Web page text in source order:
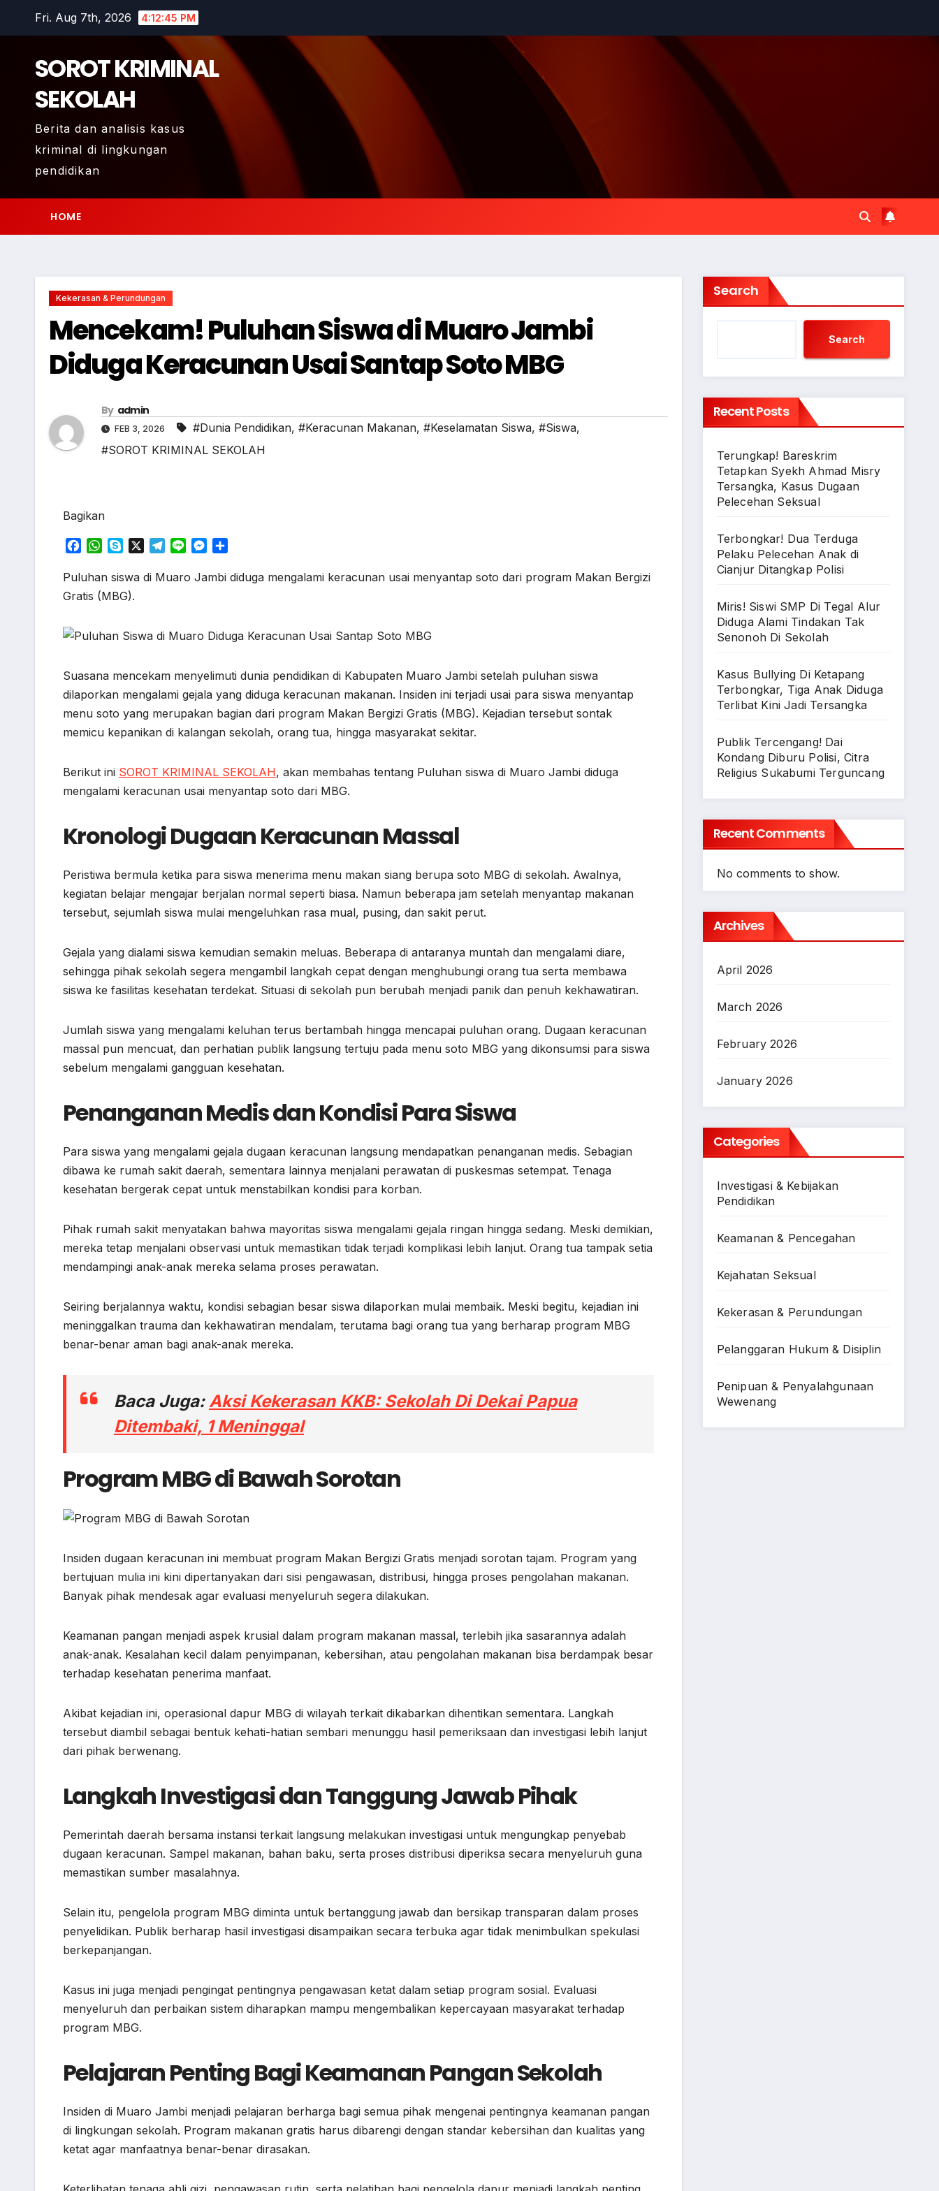
Fri. Aug 7th, 2026 4:12:46 PM
SOROT KRIMINAL
SEKOLAH
Berita dan analisis kasus
kriminal di lingkungan
pendidikan
HOME
Kekerasan & Perundungan
Mencekam! Puluhan Siswa di Muaro Jambi
Diduga Keracunan Usai Santap Soto MBG
By admin
FEB 3, 2026 #Dunia Pendidikan, #Keracunan Makanan, #Keselamatan Siswa, #Siswa,
#SOROT KRIMINAL SEKOLAH
Bagikan
c
e
o
W
a
t
p
y
p
T
l
a
n
M
s
g
r
a
Puluhan siswa di Muaro Jambi diduga mengalami keracunan usai menyantap soto dari program Makan Bergizi
Gratis (MBG).
Suasana mencekam menyelimuti dunia pendidikan di Kabupaten Muaro Jambi setelah puluhan siswa
dilaporkan mengalami gejala yang diduga keracunan makanan. Insiden ini terjadi usai para siswa menyantap
menu soto yang merupakan bagian dari program Makan Bergizi Gratis (MBG). Kejadian tersebut sontak
memicu kepanikan di kalangan sekolah, orang tua, hingga masyarakat sekitar.
Berikut ini SOROT KRIMINAL SEKOLAH, akan membahas tentang Puluhan siswa di Muaro Jambi diduga
mengalami keracunan usai menyantap soto dari MBG.
Kronologi Dugaan Keracunan Massal
Peristiwa bermula ketika para siswa menerima menu makan siang berupa soto MBG di sekolah. Awalnya,
kegiatan belajar mengajar berjalan normal seperti biasa. Namun beberapa jam setelah menyantap makanan
tersebut, sejumlah siswa mulai mengeluhkan rasa mual, pusing, dan sakit perut.
Gejala yang dialami siswa kemudian semakin meluas. Beberapa di antaranya muntah dan mengalami diare,
sehingga pihak sekolah segera mengambil langkah cepat dengan menghubungi orang tua serta membawa
siswa ke fasilitas kesehatan terdekat. Situasi di sekolah pun berubah menjadi panik dan penuh kekhawatiran.
Jumlah siswa yang mengalami keluhan terus bertambah hingga mencapai puluhan orang. Dugaan keracunan
massal pun mencuat, dan perhatian publik langsung tertuju pada menu soto MBG yang dikonsumsi para siswa
sebelum mengalami gangguan kesehatan.
Penanganan Medis dan Kondisi Para Siswa
Para siswa yang mengalami gejala dugaan keracunan langsung mendapatkan penanganan medis. Sebagian
dibawa ke rumah sakit daerah, sementara lainnya menjalani perawatan di puskesmas setempat. Tenaga
kesehatan bergerak cepat untuk menstabilkan kondisi para korban.
Pihak rumah sakit menyatakan bahwa mayoritas siswa mengalami gejala ringan hingga sedang. Meski demikian,
mereka tetap menjalani observasi untuk memastikan tidak terjadi komplikasi lebih lanjut. Orang tua tampak setia
mendampingi anak-anak mereka selama proses perawatan.
Seiring berjalannya waktu, kondisi sebagian besar siswa dilaporkan mulai membaik. Meski begitu, kejadian ini
meninggalkan trauma dan kekhawatiran mendalam, terutama bagi orang tua yang berharap program MBG
benar-benar aman bagi anak-anak mereka.
Baca Juga:Aksi Kekerasan KKB: Sekolah Di Dekai Papua
Ditembaki, 1 Meninggal
Program MBG di Bawah Sorotan
Insiden dugaan keracunan ini membuat program Makan Bergizi Gratis menjadi sorotan tajam. Program yang
bertujuan mulia ini kini dipertanyakan dari sisi pengawasan, distribusi, hingga proses pengolahan makanan.
Banyak pihak mendesak agar evaluasi menyeluruh segera dilakukan.
Keamanan pangan menjadi aspek krusial dalam program makanan massal, terlebih jika sasarannya adalah
anak-anak. Kesalahan kecil dalam penyimpanan, kebersihan, atau pengolahan makanan bisa berdampak besar
terhadap kesehatan penerima manfaat.
Akibat kejadian ini, operasional dapur MBG di wilayah terkait dikabarkan dihentikan sementara. Langkah
tersebut diambil sebagai bentuk kehati-hatian sembari menunggu hasil pemeriksaan dan investigasi lebih lanjut
dari pihak berwenang.
Langkah Investigasi dan Tanggung Jawab Pihak
Pemerintah daerah bersama instansi terkait langsung melakukan investigasi untuk mengungkap penyebab
dugaan keracunan. Sampel makanan, bahan baku, serta proses distribusi diperiksa secara menyeluruh guna
memastikan sumber masalahnya.
Selain itu, pengelola program MBG diminta untuk bertanggung jawab dan bersikap transparan dalam proses
penyelidikan. Publik berharap hasil investigasi disampaikan secara terbuka agar tidak menimbulkan spekulasi
berkepanjangan.
Kasus ini juga menjadi pengingat pentingnya pengawasan ketat dalam setiap program sosial. Evaluasi
menyeluruh dan perbaikan sistem diharapkan mampu mengembalikan kepercayaan masyarakat terhadap
program MBG.
Pelajaran Penting Bagi Keamanan Pangan Sekolah
Insiden di Muaro Jambi menjadi pelajaran berharga bagi semua pihak mengenai pentingnya keamanan pangan
di lingkungan sekolah. Program makanan gratis harus dibarengi dengan standar kebersihan dan kualitas yang
ketat agar manfaatnya benar-benar dirasakan.
Search
Search
Recent Posts
Terungkap! Bareskrim
Tetapkan Syekh Ahmad Misry
Tersangka, Kasus Dugaan
Pelecehan Seksual
Terbongkar! Dua Terduga
Pelaku Pelecehan Anak di
Cianjur Ditangkap Polisi
Miris! Siswi SMP Di Tegal Alur
Diduga Alami Tindakan Tak
Senonoh Di Sekolah
Kasus Bullying Di Ketapang
Terbongkar, Tiga Anak Diduga
Terlibat Kini Jadi Tersangka
Publik Tercengang! Dai
Kondang Diburu Polisi, Citra
Religius Sukabumi Terguncang
Recent Comments
No comments to show.
Archives
April 2026
March 2026
February 2026
January 2026
Categories
Investigasi & Kebijakan
Pendidikan
Keamanan & Pencegahan
Kejahatan Seksual
Kekerasan & Perundungan
Pelanggaran Hukum & Disiplin
Penipuan & Penyalahgunaan
Wewenang